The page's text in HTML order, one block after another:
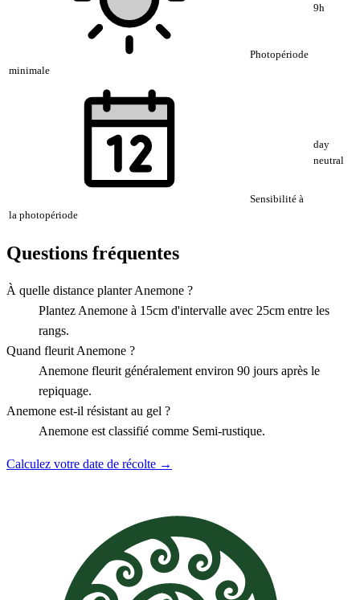
Photopériode
minimale
9h
Sensibilité à
la photopériode
day
neutral
Questions fréquentes
À quelle distance planter Anemone ?
Plantez Anemone à 15cm d'intervalle avec 25cm entre les
rangs.
Quand fleurit Anemone ?
Anemone fleurit généralement environ 90 jours après le
repiquage.
Anemone est-il résistant au gel ?
Anemone est classifié comme Semi-rustique.
Calculez votre date de récolte →